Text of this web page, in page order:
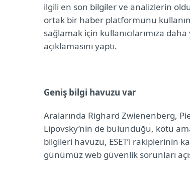
ilgili en son bilgiler ve analizlerin
ortak bir haber platformunu
sağlamak için kullanıcılarımıza
açıklamasını yaptı.
Geniş bilgi havuzu var
Aralarında Righard Zwienenberg,
Lipovsky’nin de bulunduğu, kötü
bilgileri havuzu, ESET’i rakiplerinin
günümüz web güvenlik sorunları